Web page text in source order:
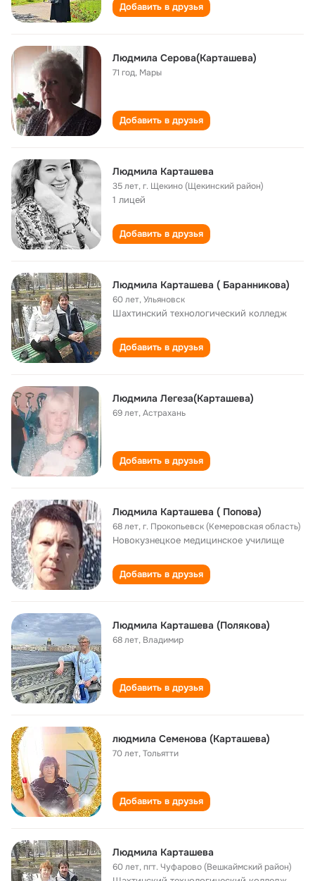
Добавить в друзья
Людмила Серова(Карташева)
71 год, Мары
Добавить в друзья
Людмила Карташева
35 лет,г. Щекино (Щекинский район)
1 лицей
Добавить в друзья
Людмила Карташева ( Баранникова)
60 лет,Ульяновск
Шахтинский технологический колледж
Добавить в друзья
Людмила Легеза(Карташева)
69 лет,Астрахань
Добавить в друзья
Людмила Карташева ( Попова)
68 лет,г. Прокопьевск (Кемеровская область)
Новокузнецкое медицинское училище
Добавить в друзья
Людмила Карташева (Полякова)
68 лет, Владимир
Добавить в друзья
людмила Семенова (Карташева)
70 лет,Тольятти
Добавить в друзья
Людмила Карташева
60 лет,пгт. Чуфарово (Вешкаймский район)